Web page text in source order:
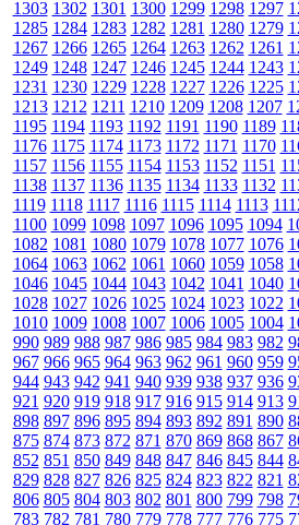
1303 1302 1301 1300 1299 1298 1297
1285 1284 1283 1282 1281 1280 1279
1267 1266 1265 1264 1263 1262 1261
1249 1248 1247 1246 1245 1244 1243
1231 1230 1229 1228 1227 1226 1225
1213 1212 1211 1210 1209 1208 1207
1195 1194 1193 1192 1191 1190 1189
1176 1175 1174 1173 1172 1171 1170
1157 1156 1155 1154 1153 1152 1151
1138 1137 1136 1135 1134 1133 1132
1119 1118 1117 1116 1115 1114 1113
1100 1099 1098 1097 1096 1095 1094
1082 1081 1080 1079 1078 1077 1076
1064 1063 1062 1061 1060 1059 1058
1046 1045 1044 1043 1042 1041 1040
1028 1027 1026 1025 1024 1023 1022
1010 1009 1008 1007 1006 1005 1004
990 989 988 987 986 985 984 983 982
967 966 965 964 963 962 961 960 959
944 943 942 941 940 939 938 937 936
921 920 919 918 917 916 915 914 913
898 897 896 895 894 893 892 891 890
875 874 873 872 871 870 869 868 867
852 851 850 849 848 847 846 845 844
829 828 827 826 825 824 823 822 821
806 805 804 803 802 801 800 799 798
783 782 781 780 779 778 777 776 775